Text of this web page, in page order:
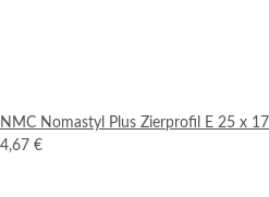
NMC Nomastyl Plus Zierprofil E 25 x
4,67 €